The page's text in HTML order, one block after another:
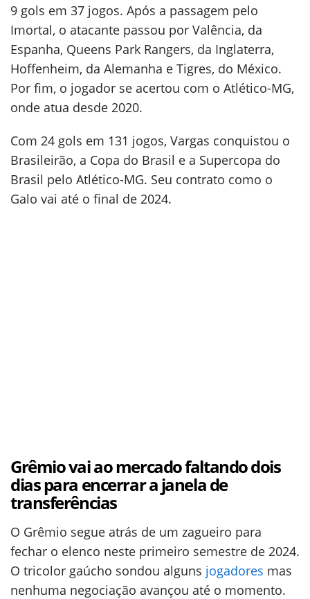
9 gols em 37 jogos. Após a passagem pelo
Imortal, o atacante passou por Valência, da
Espanha, Queens Park Rangers, da Inglaterra,
Hoffenheim, da Alemanha e Tigres, do México.
Por fim, o jogador se acertou com o Atlético-MG,
onde atua desde 2020.
Com 24 gols em 131 jogos, Vargas conquistou o
Brasileirão, a Copa do Brasil e a Supercopa do
Brasil pelo Atlético-MG. Seu contrato como o
Galo vai até o final de 2024.
Grêmio vai ao mercado faltando dois
dias para encerrar a janela de
transferências
O Grêmio segue atrás de um zagueiro para
fechar o elenco neste primeiro semestre de 2024.
O tricolor gaúcho sondou alguns jogadores mas
nenhuma negociação avançou até o momento.